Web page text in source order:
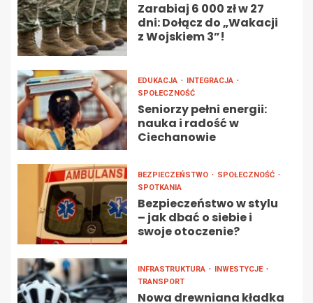
Zarabiaj 6 000 zł w 27
dni: Dołącz do „Wakacji
z Wojskiem 3”!
EDUKACJA
INTEGRACJA
SPOŁECZNOŚĆ
Seniorzy pełni energii:
nauka i radość w
Ciechanowie
BEZPIECZEŃSTWO
SPOŁECZNOŚĆ
SPOTKANIA
Bezpieczeństwo w stylu
– jak dbać o siebie i
swoje otoczenie?
INFRASTRUKTURA
INWESTYCJE
TRANSPORT
Nowa drewniana kładka